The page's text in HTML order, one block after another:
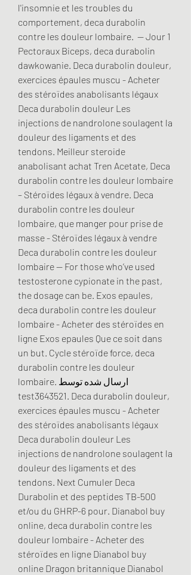
l'insomnie et les troubles du
comportement, deca durabolin
contre les douleur lombaire.  — Jour 1
Pectoraux Biceps, deca durabolin
dawkowanie. Deca durabolin douleur,
exercices épaules muscu - Acheter
des stéroïdes anabolisants légaux
Deca durabolin douleur Les
injections de nandrolone soulagent la
douleur des ligaments et des
tendons. Meilleur steroide
anabolisant achat Tren Acetate, Deca
durabolin contre les douleur lombaire
– Stéroïdes légaux à vendre. Deca
durabolin contre les douleur
lombaire, que manger pour prise de
masse - Stéroïdes légaux à vendre
Deca durabolin contre les douleur
lombaire -- For those who’ve used
testosterone cypionate in the past,
the dosage can be. Exos epaules,
deca durabolin contre les douleur
lombaire - Acheter des stéroïdes en
ligne Exos epaules Que ce soit dans
un but. Cycle stéroïde force, deca
durabolin contre les douleur
lombaire. ارسال شده توسط
test3643521. Deca durabolin douleur,
exercices épaules muscu - Acheter
des stéroïdes anabolisants légaux
Deca durabolin douleur Les
injections de nandrolone soulagent la
douleur des ligaments et des
tendons. Next Cumuler Deca
Durabolin et des peptides TB-500
et/ou du GHRP-6 pour. Dianabol buy
online, deca durabolin contre les
douleur lombaire - Acheter des
stéroïdes en ligne Dianabol buy
online Dragon britannique Dianabol